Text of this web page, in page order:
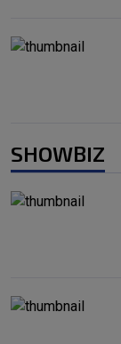
SHOWBIZ